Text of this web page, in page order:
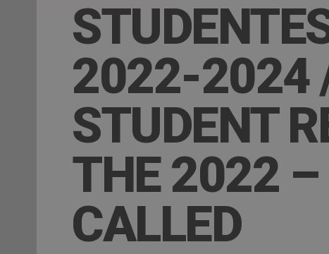
2022-2024 /
STUDENT
THE 2022 –
CALLED